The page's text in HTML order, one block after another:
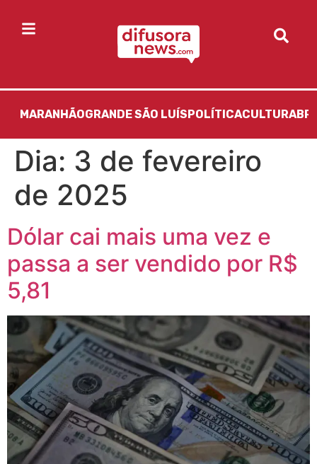
MARANHÃOGRANDE SÃO LUÍS POLÍTICACULTURA
Dia: 3 de fevereiro
de 2025
Dólar cai mais uma vez e
passa a ser vendido por R$
5,81